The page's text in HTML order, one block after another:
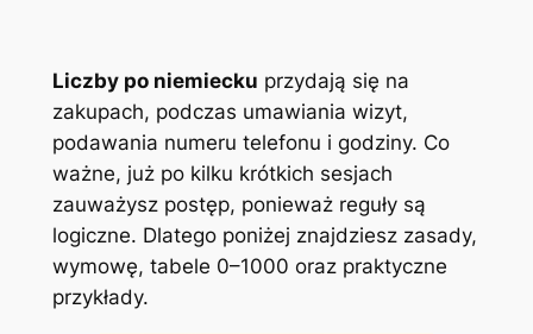
Liczby po niemiecku przydają się na
zakupach, podczas umawiania wizyt,
podawania numeru telefonu i godziny. Co
ważne, już po kilku krótkich sesjach
zauważysz postęp, ponieważ reguły są
logiczne. Dlatego poniżej znajdziesz zasady,
wymowę, tabele 0–1000 oraz praktyczne
przykłady.